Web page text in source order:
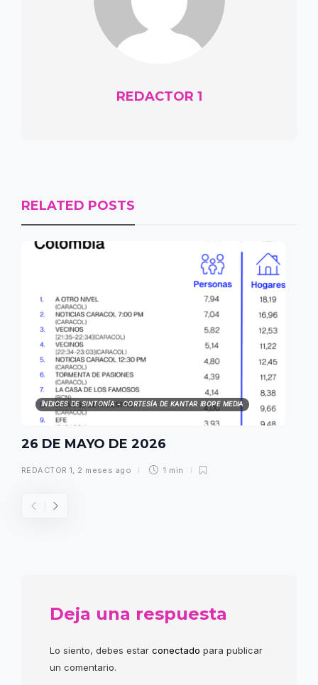
REDACTOR 1
RELATED POSTS
ÍNDICES DE SINTONÍA - CORTESÍA DE KANTAR IBOPE MEDIA
26 DE MAYO DE 2026
REDACTOR 1, 2 meses ago 1 min
Deja una respuesta
Lo siento, debes estar conectado para publicar
un comentario.